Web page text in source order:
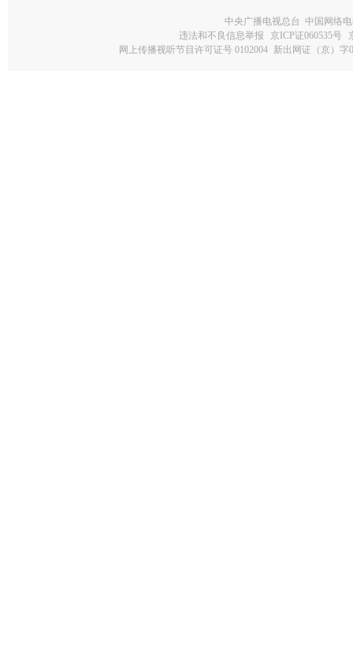
中央广播电视总台 中国网络
违法和不良信息举报
京ICP证060535号
网上传播视听节目许可证号 0102004 新出网证（京）